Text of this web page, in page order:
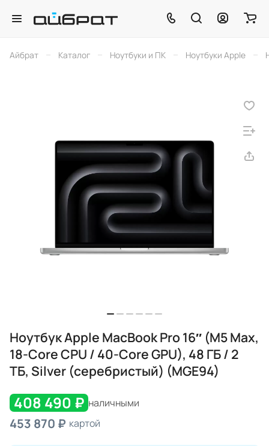
Айбрат – Каталог – Ноутбуки и ПК – Ноутбуки Apple –
Ноутбук Apple MacBook Pro 16″ (M5 Max,
18-Core CPU / 40-Core GPU), 48 ГБ / 2
ТБ, Silver (серебристый) (MGE94)
408 490 ₽ наличными
453 870 ₽ картой